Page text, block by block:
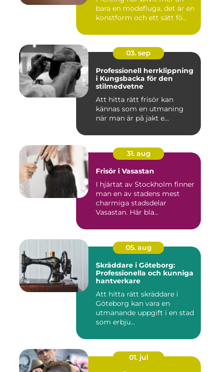
bara en modefluga, det är en
konstform och ett sätt fö...
03. sep
Professionell herrklippning
i Kungsbacka för den
stilmedvetne
Att hitta rätt frisör kan
kännas som en utmaning
när man är på jakt e...
31. aug
Frisör i Vasastan
I hjärtat av Stockholm finner
man en av stadens mest
charmiga stadsdelar
Vasastan. Här bla...
05. aug
Skräddare i Göteborg:
Professionella och kunniga
hantverkare
Att hitta rätt skräddare i
Göteborg kan vara en
utmanande uppgift i en stad
som erbju...
01. jul